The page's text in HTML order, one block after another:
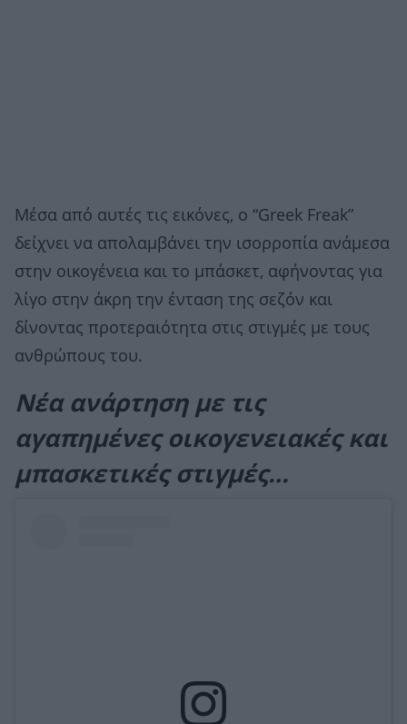
Μέσα από αυτές τις εικόνες, ο “Greek Freak”
δείχνει να απολαμβάνει την ισορροπία ανάμεσα
στην οικογένεια και το μπάσκετ, αφήνοντας για
λίγο στην άκρη την ένταση της σεζόν και
δίνοντας προτεραιότητα στις στιγμές με τους
ανθρώπους του.
Νέα ανάρτηση με τις
αγαπημένες οικογενειακές και
μπασκετικές στιγμές…